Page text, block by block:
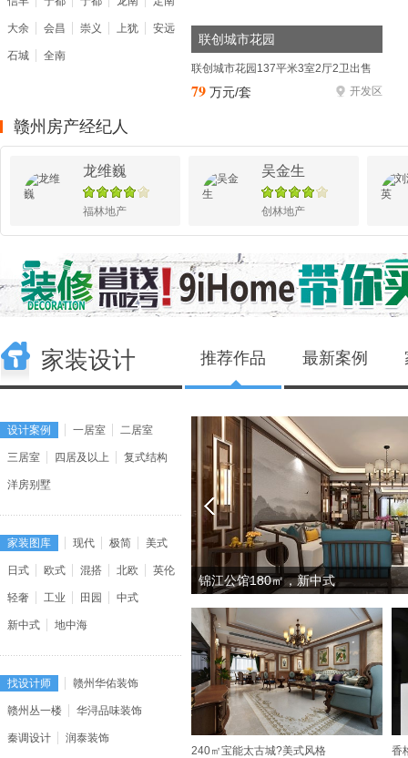
潮！...[阅读全文]
(1月22日10时更新)
中海天樾 高门阔府，樾境天成，二期即将盛大开售！...[阅读全
中海天樾最新动态
中海天樾最新动态 (1月13日15时更新)
大余 会昌 崇义 上犹 安远
石城 全南
联创城市花园
联创城市花园137平米3室2厅2卫出售
开发区
79 万元/套
赣州房产经纪人
龙维巍
福林地产
吴金生
创林地产
家装设计 推荐作品 最新案例
设计案例 一居室 二居室
三居室 四居及以上 复式结构
洋房别墅
家装图库 现代 极简 美式
日式 欧式 混搭 北欧 英伦
轻奢 工业 田园 中式
新中式 地中海
找设计师 赣州华佑装饰
赣州丛一楼 华浔品味装饰
秦调设计 润泰装饰
锦江公馆180㎡，新中式
240㎡宝能太古城?美式风格 香